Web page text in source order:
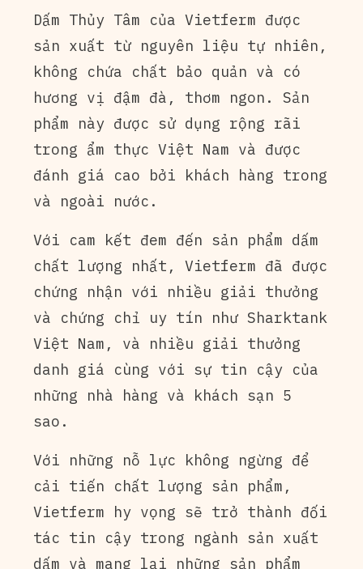
Dấm Thủy Tâm của Vietferm được
sản xuất từ nguyên liệu tự nhiên,
không chứa chất bảo quản và có
hương vị đậm đà, thơm ngon. Sản
phẩm này được sử dụng rộng rãi
trong ẩm thực Việt Nam và được
đánh giá cao bởi khách hàng trong
và ngoài nước.
Với cam kết đem đến sản phẩm dấm
chất lượng nhất, Vietferm đã được
chứng nhận với nhiều giải thưởng
và chứng chỉ uy tín như Sharktank
Việt Nam, và nhiều giải thưởng
danh giá cùng với sự tin cậy của
những nhà hàng và khách sạn 5
sao.
Với những nỗ lực không ngừng để
cải tiến chất lượng sản phẩm,
Vietferm hy vọng sẽ trở thành đối
tác tin cậy trong ngành sản xuất
dấm và mang lại những sản phẩm